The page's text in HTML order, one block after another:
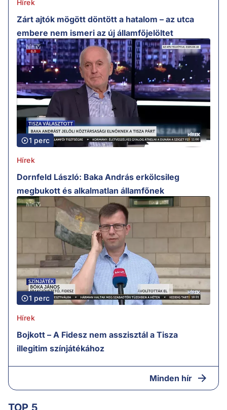
Hírek
Zárt ajtók mögött döntött a hatalom – az utca
embere nem ismeri az új államfőjelöltet
1 perc
Hírek
Dornfeld László: Baka András erkölcsileg
megbukott és alkalmatlan államfőnek
1 perc
Hírek
Bojkott – A Fidesz nem asszisztál a Tisza
illegitim színjátékához
Minden hír